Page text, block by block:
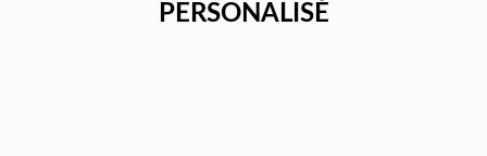
PERSONALISÉ